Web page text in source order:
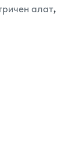
алат,